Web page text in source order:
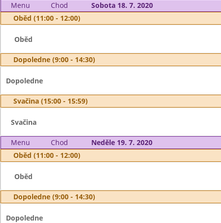
Menu Chod
Sobota 18. 7. 2020
Oběd (11:00 - 12:00)
Oběd
Dopoledne (9:00 - 14:30)
Dopoledne
Svačina (15:00 - 15:59)
Svačina
Menu Chod
Neděle 19. 7. 2020
Oběd (11:00 - 12:00)
Oběd
Dopoledne (9:00 - 14:30)
Dopoledne